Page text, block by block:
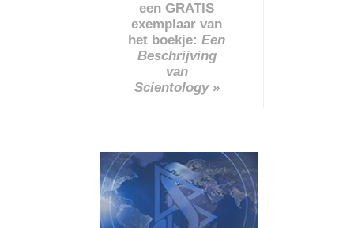
een GRATIS
exemplaar van
het boekje: Een
Beschrijving
van
Scientology»